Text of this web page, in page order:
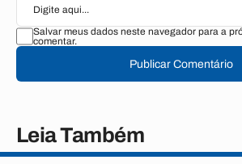
Salvar meus dados neste navegador para a
comentar.
Publicar Comentário
Leia Também